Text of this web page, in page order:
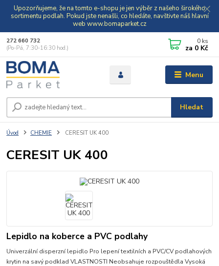
Upozorňujeme, že na tomto e-shopu je jen výběr z našeho širokého
sortimentu podlah. Pokud jste nenašli, co hledáte, navštivte náš hlavní
web www.bomaparket.cz
Menu
Hledat
272 660 732
(Po-Pá, 7:30-16:30 hod.)
0 ks
za 0 Kč
Úvod CHEMIE CERESIT UK 400
CERESIT UK 400
Lepidlo na koberce a PVC podlahy
Univerzální disperzní lepidlo Pro lepení textilních a PVC/CV podlahových
krytin na savý podklad VLASTNOSTI Neobsahuje rozpouštědla Vysoká